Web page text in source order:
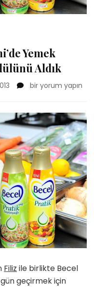
Yemek
Aldık
Becel
Akademi’de
Yemek
Yaptık
En
İyi
Sunum
Ödülünü
Aldık
için
bir yorum yapın
Filiz ile birlikte Becel
geçirmek için